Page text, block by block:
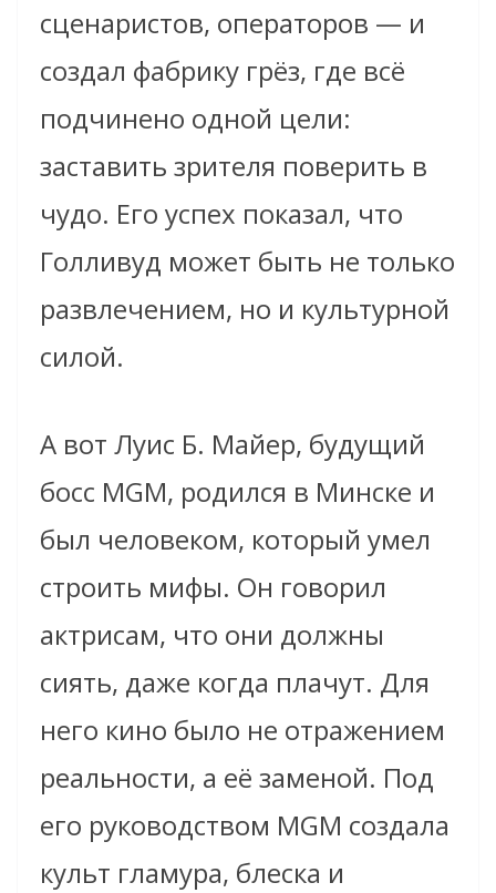
сценаристов, операторов — и
создал фабрику грёз, где всё
подчинено одной цели:
заставить зрителя поверить в
чудо. Его успех показал, что
Голливуд может быть не только
развлечением, но и культурной
силой.
А вот Луис Б. Майер, будущий
босс MGM, родился в Минске и
был человеком, который умел
строить мифы. Он говорил
актрисам, что они должны
сиять, даже когда плачут. Для
него кино было не отражением
реальности, а её заменой. Под
его руководством MGM создала
культ гламура, блеска и